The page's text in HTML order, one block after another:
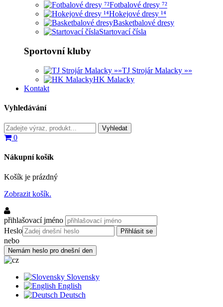
Fotbalové dresy ⁷²
Hokejové dresy ¹⁴
Basketbalové dresy
Startovací čísla
Sportovní kluby
TJ Strojár Malacky »»
HK Malacky
Kontakt
Vyhledávání
0
Nákupní košík
Košík je prázdný
Zobrazit košík.
přihlašovací jméno
Heslo
nebo
Slovensky
English
Deutsch